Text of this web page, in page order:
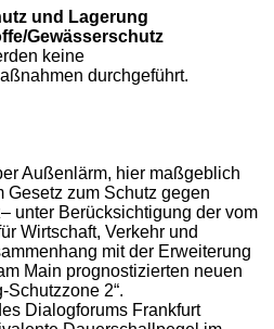
und Lagerung
Gewässerschutz
keine
durchgeführt.
Außenlärm, hier maßgeblich
Gesetz zum Schutz gegen
unter Berücksichtigung der vom
Wirtschaft, Verkehr und
mit der Erweiterung
Main prognostizierten neuen
Schutzzone 2“.
Dialogforums Frankfurt